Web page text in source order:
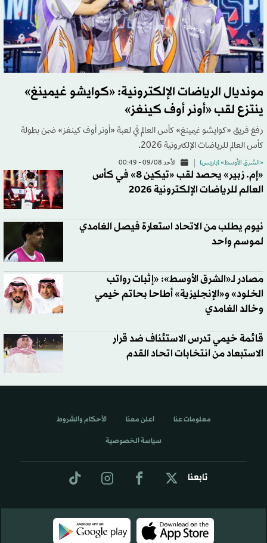
مونديال الرياضات الإلكترونية: «كوايشو غيمينغ»
ينتزع لقب «أونر أوف كينغز»
رفعَ فريق «كوايشو غيمينغ» كأس العالم في لعبة «أونر أوف كينغز» ضمن بطولة
كأس العالم للرياضات الإلكترونية 2026.
«الشرق الأوسط» (باريس) الأحد 09/08 - 00:49
«إم. زبير» يحصد لقب «تيكين 8» في كأس
العالم للرياضات الإلكترونية 2026
نيوم يطلب من الاتحاد استعارة فيصل الغامدي
لموسم واحد
مصادر لـ«الشرق الأوسط»: «إثبات رواتب
الخلود» و«الإنجليزية» أطاحا بحاتم خيمي
وخالد الغامدي
قائمة خيمي تدرس الاستئناف ضد قرار
الاستبعاد من انتخابات اتحاد القدم
تابعنا
معلومات عنا اعلن معنا الأحكام والشروط
سياسة الخصوصية